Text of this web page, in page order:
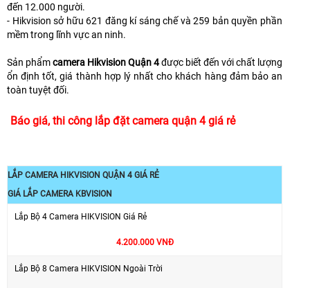
đến 12.000 người.
- Hikvision sở hữu 621 đăng kí sáng chế và 259 bản quyền phần
mềm trong lĩnh vực an ninh.
Sản phẩmcamera Hikvision Quận 4được biết đến với chất lượng
ổn định tốt, giá thành hợp lý nhất cho khách hàng đảm bảo an
toàn tuyệt đối.
Báo giá, thi công lắp đặt camera quận 4 giá rẻ
LẮP CAMERA HIKVISION QUẬN 4 GIÁ RẺ
GIÁ LẮP CAMERA KBVISION
Lắp Bộ 4 Camera HIKVISION Giá Rẻ
4.200.000 VNĐ
Lắp Bộ 8 Camera HIKVISION Ngoài Trời